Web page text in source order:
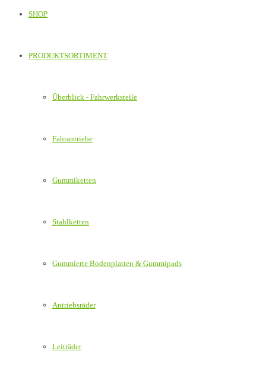
SHOP
PRODUKTSORTIMENT
Überblick - Fahrwerksteile
Fahrantriebe
Gummiketten
Stahlketten
Gummierte Bodenplatten & Gummipads
Antriebsräder
Leiträder